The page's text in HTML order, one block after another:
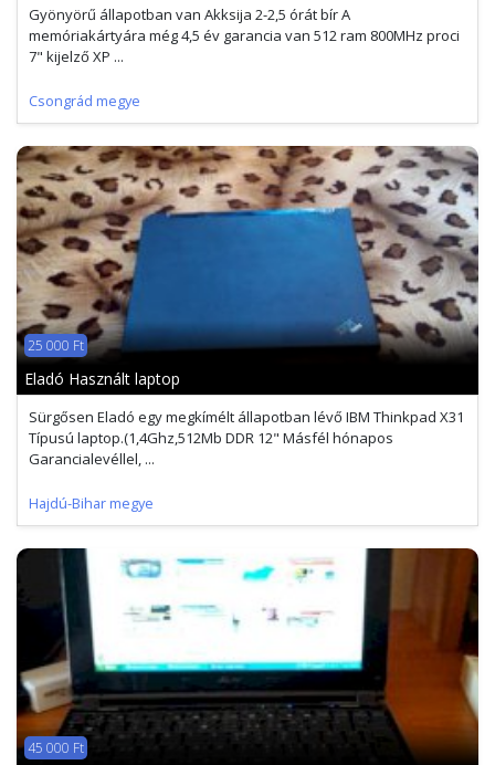
Gyönyörű állapotban van Akksija 2-2,5 órát bír A
memóriakártyára még 4,5 év garancia van 512 ram 800MHz proci
7" kijelző XP ...
Csongrád megye
25 000 Ft
Eladó Használt laptop
Sürgősen Eladó egy megkímélt állapotban lévő IBM Thinkpad X31
Típusú laptop.(1,4Ghz,512Mb DDR 12" Másfél hónapos
Garancialevéllel, ...
Hajdú-Bihar megye
45 000 Ft